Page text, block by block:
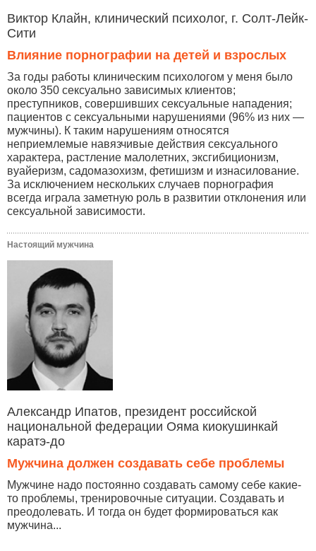
Виктор Клайн, клинический психолог, г. Солт-Лейк-
Сити
Влияние порнографии на детей и взрослых
За годы работы клиническим психологом у меня было
около 350 сексуально зависимых клиентов;
преступников, совершивших сексуальные нападения;
пациентов с сексуальными нарушениями (96% из них —
мужчины). К таким нарушениям относятся
неприемлемые навязчивые действия сексуального
характера, растление малолетних, эксгибиционизм,
вуайеризм, садомазохизм, фетишизм и изнасилование.
За исключением нескольких случаев порнография
всегда играла заметную роль в развитии отклонения или
сексуальной зависимости.
Настоящий мужчина
Александр Ипатов, президент российской
национальной федерации Ояма киокушинкай
каратэ-до
Мужчина должен создавать себе проблемы
Мужчине надо постоянно создавать самому себе какие-
то проблемы, тренировочные ситуации. Создавать и
преодолевать. И тогда он будет формироваться как
мужчина...